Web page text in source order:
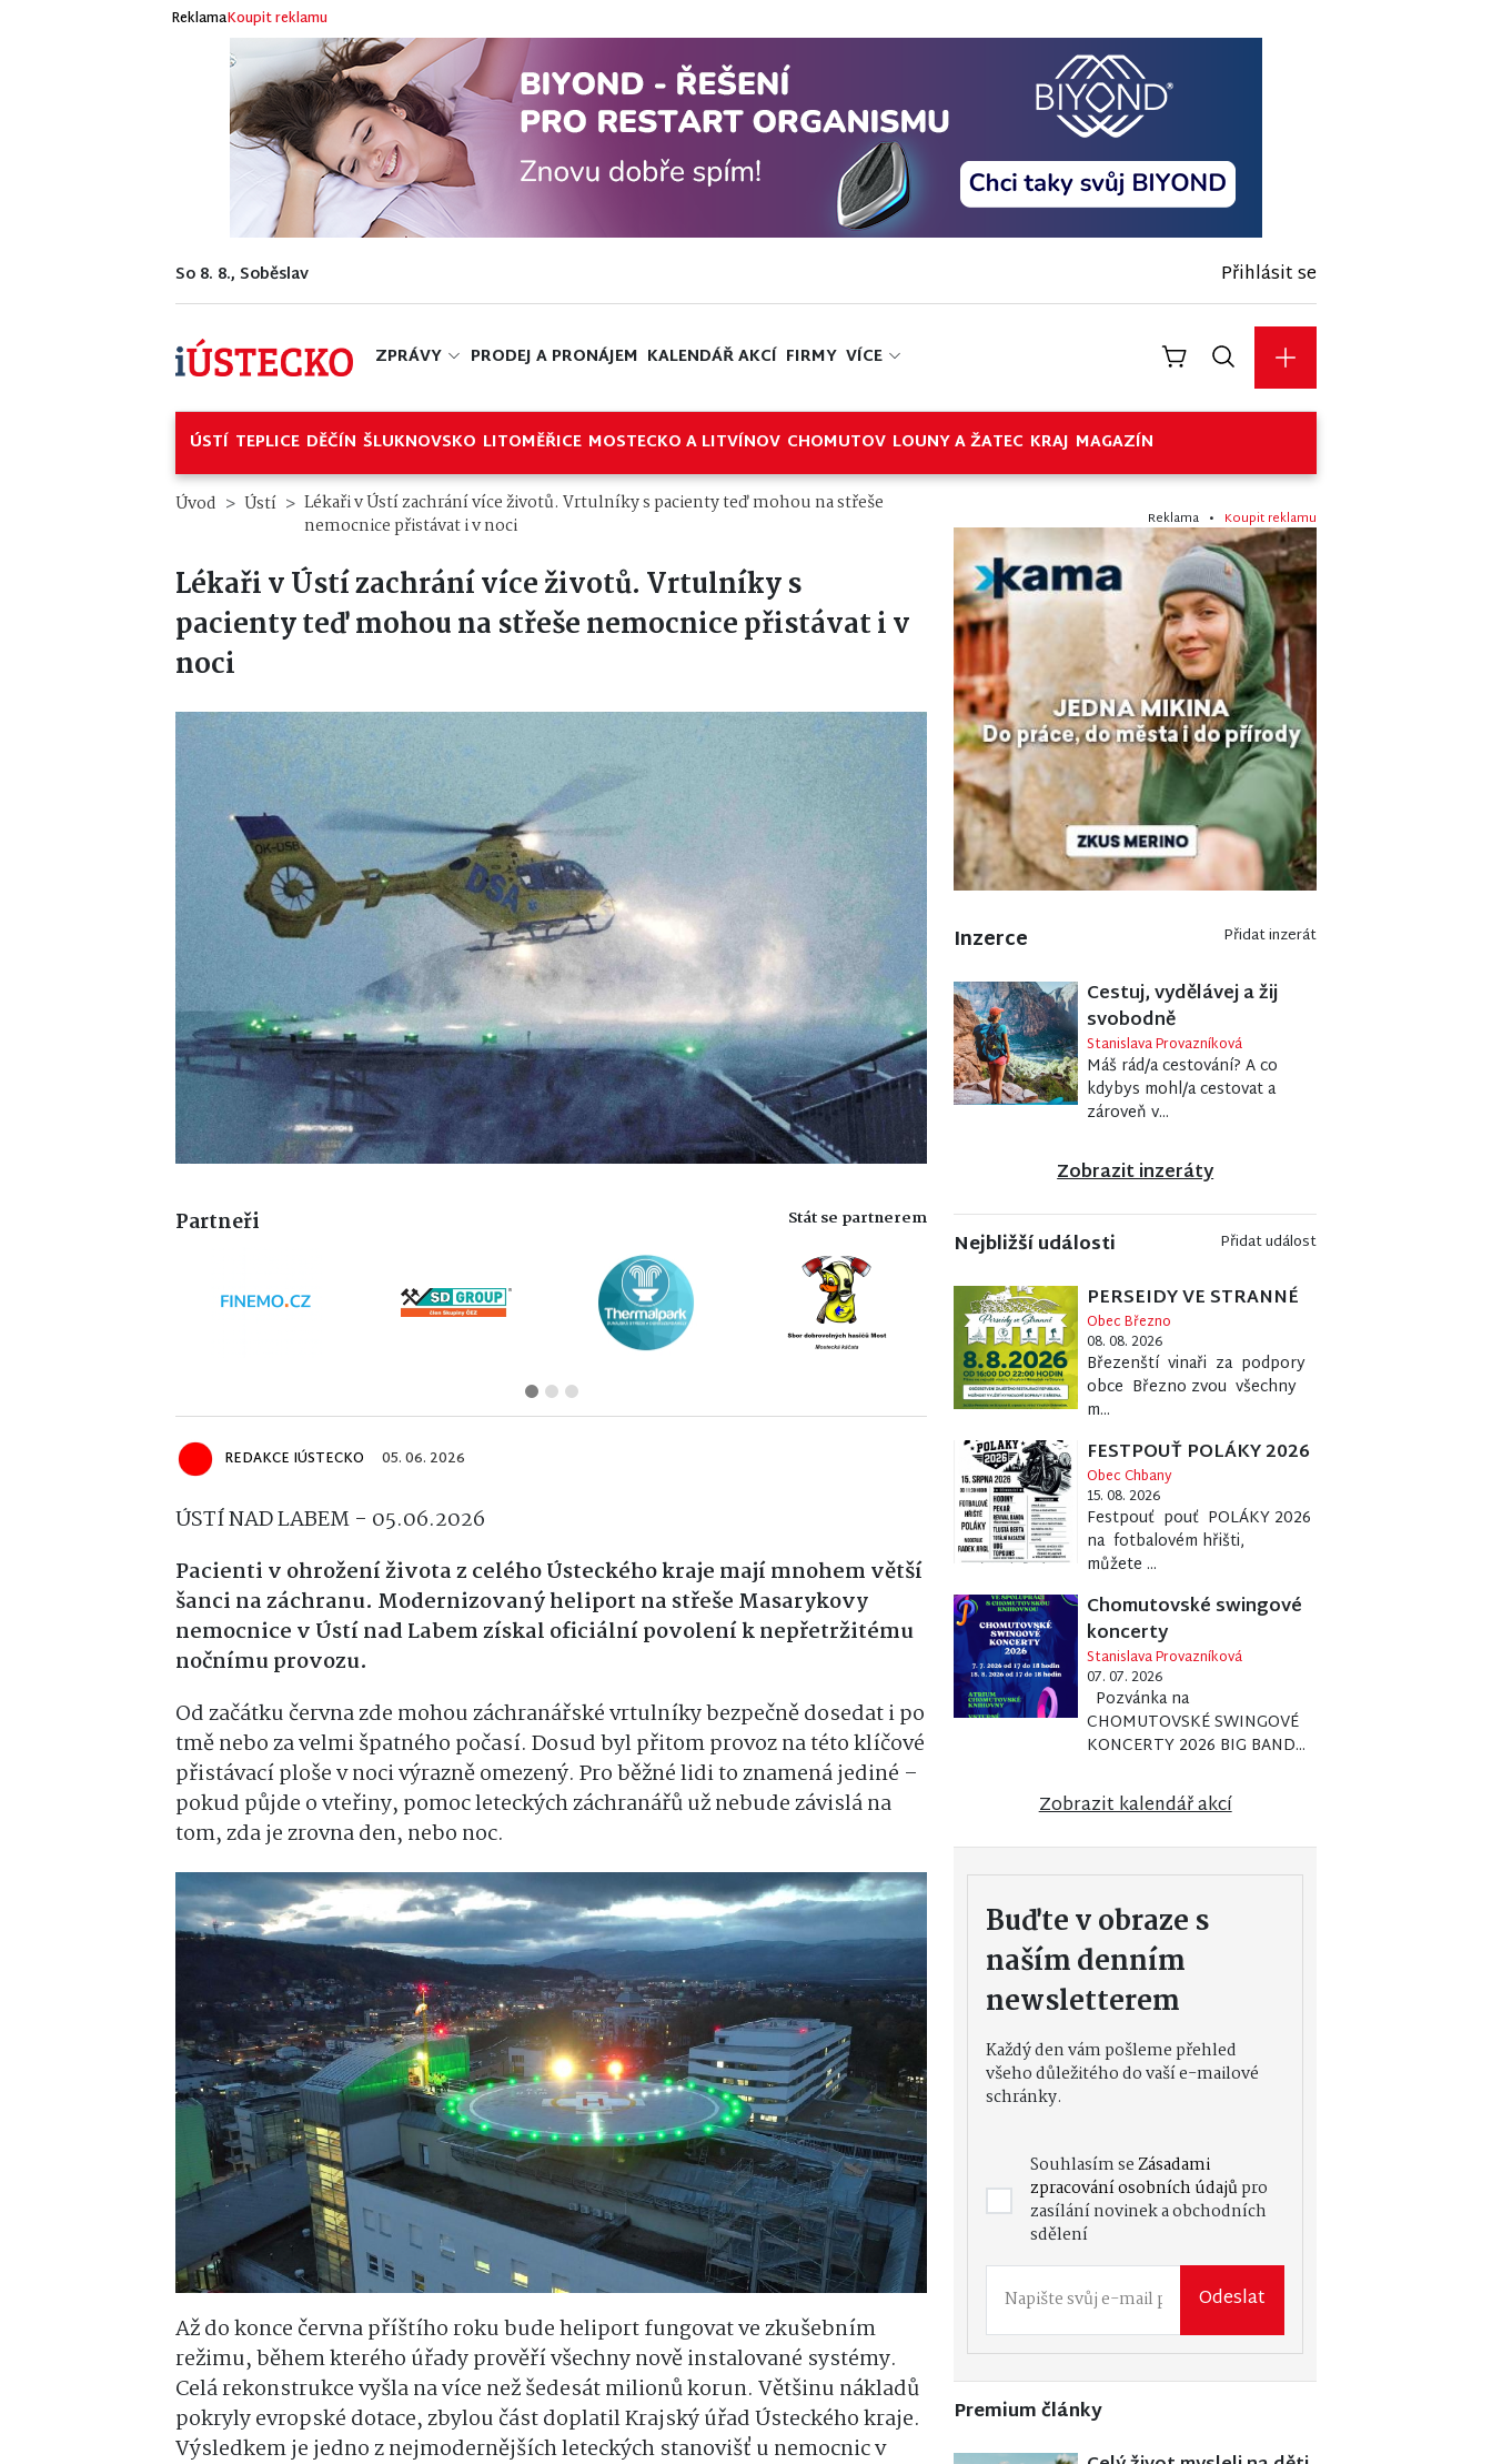
ReklamaKoupit reklamu
So 8. 8., Soběslav Přihlásit se
ZPRÁVY PRODEJ A PRONÁJEM KALENDÁŘ AKCÍ FIRMY VÍCE
ÚSTÍ TEPLICE DĚČÍN ŠLUKNOVSKO LITOMĚŘICE MOSTECKO A LITVÍNOV CHOMUTOV LOUNY A ŽATEC KRAJ MAGAZÍN
Úvod Ústí
Lékaři v Ústí zachrání více životů. Vrtulníky s pacienty teď mohou na střeše
nemocnice přistávat i v noci
Lékaři v Ústí zachrání více životů. Vrtulníky s
pacienty teď mohou na střeše nemocnice přistávat i v
noci
Partneři Stát se partnerem
REDAKCE IÚSTECKO 05. 06. 2026
ÚSTÍ NAD LABEM - 05.06.2026
Pacienti v ohrožení života z celého Ústeckého kraje mají mnohem větší
šanci na záchranu. Modernizovaný heliport na střeše Masarykovy
nemocnice v Ústí nad Labem získal oficiální povolení k nepřetržitému
nočnímu provozu.
Od začátku června zde mohou záchranářské vrtulníky bezpečně dosedat i po
tmě nebo za velmi špatného počasí. Dosud byl přitom provoz na této klíčové
přistávací ploše v noci výrazně omezený. Pro běžné lidi to znamená jediné –
pokud půjde o vteřiny, pomoc leteckých záchranářů už nebude závislá na
tom, zda je zrovna den, nebo noc.
Až do konce června příštího roku bude heliport fungovat ve zkušebním
režimu, během kterého úřady prověří všechny nově instalované systémy.
Celá rekonstrukce vyšla na více než šedesát milionů korun. Většinu nákladů
pokryly evropské dotace, zbylou část doplatil Krajský úřad Ústeckého kraje.
Výsledkem je jedno z nejmodernějších leteckých stanovišť u nemocnic v
Reklama • Koupit reklamu
Inzerce Přidat inzerát
Cestuj, vydělávej a žij
svobodně
Stanislava Provazníková
Máš rád/a cestování? A co
kdybys mohl/a cestovat a
zároveň v...
Zobrazit inzeráty
Nejbližší události Přidat událost
PERSEIDY VE STRANNÉ
Obec Březno
08. 08. 2026
Březenští vinaři za podpory
obce Březno zvou všechny
m...
FESTPOUŤ POLÁKY 2026
Obec Chbany
15. 08. 2026
Festpouť pouť POLÁKY 2026
na fotbalovém hřišti,
můžete ...
Chomutovské swingové
koncerty
Stanislava Provazníková
07. 07. 2026
Pozvánka na
CHOMUTOVSKÉ SWINGOVÉ
KONCERTY 2026 BIG BAND...
Zobrazit kalendář akcí
Buďte v obraze s
naším denním
newsletterem
Každý den vám pošleme přehled
všeho důležitého do vaší e-mailové
schránky.
Souhlasím seZásadami
zpracování osobních údajůpro
zasílání novinek a obchodních
sdělení
Odeslat
Premium články